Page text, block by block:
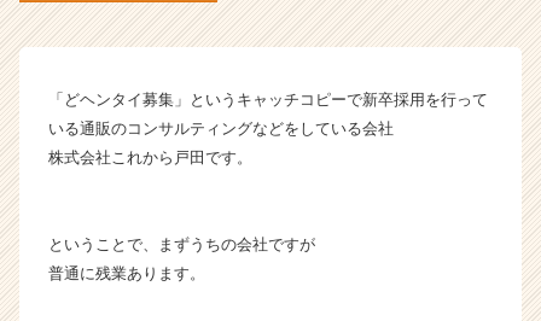
ャ
ー・
企
「どヘンタイ募集」というキャッチコピーで新卒採用を行って
いる通販のコンサルティングなどをしている会社
株式会社これから戸田です。
ということで、まずうちの会社ですが
普通に残業あります。